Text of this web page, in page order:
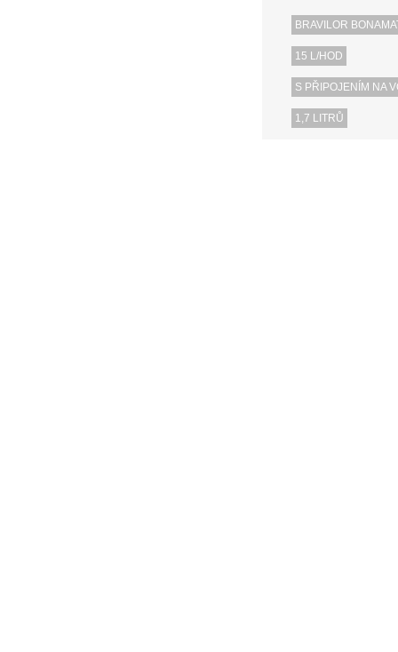
BRAVILOR
15 L/HOD
S PŘIPOJENÍM NA
1,7 LITRŮ